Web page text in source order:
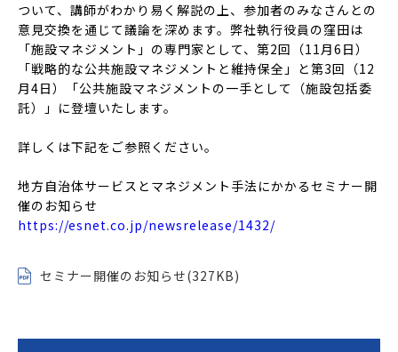
ついて、講師がわかり易く解説の上、参加者のみなさんとの
意見交換を通じて議論を深めます。弊社執行役員の窪田は
「施設マネジメント」の専門家として、第2回（11月6日）
「戦略的な公共施設マネジメントと維持保全」と第3回（12
月4日）「公共施設マネジメントの一手として（施設包括委
託）」に登壇いたします。
詳しくは下記をご参照ください。
地方自治体サービスとマネジメント手法にかかるセミナー開
催のお知らせ
https://esnet.co.jp/newsrelease/1432/
セミナー開催のお知らせ(327KB)